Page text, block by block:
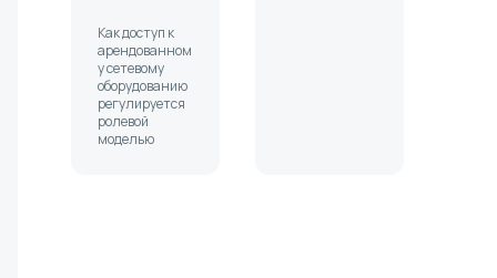
Как доступ к
арендованном
у сетевому
оборудованию
регулируется
ролевой
моделью